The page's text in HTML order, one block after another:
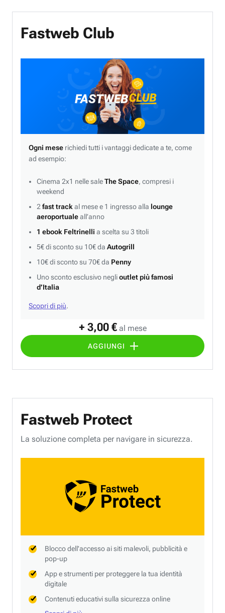
Fastweb Club
+ 3,00 € al mese
AGGIUNGI
Ogni mese richiedi tutti i vantaggi dedicate a te, come
ad esempio:
Cinema 2x1 nelle saleThe Space, compresi i
weekend
2 fast track al mese e 1 ingresso alla lounge
aeroportualeall’anno
1 ebook Feltrinelli a scelta su 3 titoli
5€ di sconto su 10€ da Autogrill
10€ di sconto su 70€ da Penny
Uno sconto esclusivo neglioutlet più famosi
d’Italia
Scopri di più.
Fastweb Protect
La soluzione completa per navigare in sicurezza.
Blocco dell'accesso ai siti malevoli, pubblicità e
pop-up
App e strumenti per proteggere la tua identità
digitale
Contenuti educativi sulla sicurezza online